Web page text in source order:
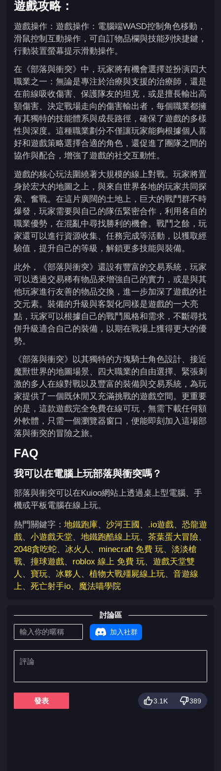
遊戲攻略：
遊戲操作：遊戲操作：電腦端WASD控制角色移動，
滑鼠控制互動操作，可自訂物品欄與技能列快捷鍵，
行動裝置螢幕提示滑動操作。
在《部落與衝突》中，玩家將有機會選擇並扮演四大
職業之一：無論是專注於治療與支援的治療師，還是
在前線吸收傷害、保護隊友的坦克，或是擅長輸出高
額傷害、決定戰場走向的傷害輸出者，每個職業都擁
有其獨特的技能體系與成長路徑，確保了遊戲的多樣
性與深度。這種職業劃分不僅讓玩家能夠根據個人喜
好和遊戲策略選擇合適的角色，還促進了團隊之間的
協作與配合，增強了遊戲的社交互動性。
遊戲的核心玩法圍繞著大規模的線上對戰。玩家將置
身於宏大的地圖之上，與來自世界各地的玩家共同探
索、奮戰。在這片廣闊的土地上，巨大的戰鬥群不時
爆發，玩家需要與自己的隊伍緊密合作，利用各自的
職業優勢，在混亂中尋找勝利的機會。戰鬥之餘，玩
家還可以進行資源收集、任務完成等活動，以獲取經
驗值，提升自己的等級，解鎖更多技能與裝備。
此外，《部落與衝突》還設有豐富的交易系統，玩家
可以透過交易稀有物品來增強自己的實力，或是與其
他玩家進行友善的物品交換，進一步加深了遊戲的社
交元素。裝備的升級與客製化同樣是遊戲的一大亮
點，玩家可以根據自己的戰鬥風格和需求，不斷尋找
併升級適合自己的裝備，以期在戰場上獲得更大的優
勢。
《部落與衝突》以其獨特的方塊騎士角色設計、接近
魔獸世界的地圖場景、四大職業的自由選擇、緊張刺
激的多人在線對戰以及豐富的裝備與交易系統，為玩
家提供了一個既休閒又充滿挑戰的遊戲空間。更重要
的是，這款遊戲完全免費在線可玩，無需下載任何額
外軟體，只需一個瀏覽器窗口，便能即刻加入這場部
落與衝突的冒險之旅。
FAQ
我可以在電腦上玩部落與衝突嗎？
部落與衝突可以在Kuioo網站上透過桌上型電腦、手
機或平板電腦在線上玩。
熱門關鍵字： 地鐵跑庫、 沙河王國 、 .io遊戲、 恐龍遊
戲、 小遊戲天堂、 地鐵跑酷線上玩、 茶葉蛋大冒險、
2048貪吃蛇、 冰火人 、 minecraft 免費 玩、 淡淡槍
戰、 撞球遊戲、 roblox 線上 免費 玩、 遊戲天堂雙
人 、 寶玩、 冰夥人 、 植物大戰殭屍線上玩、 音遊線
上、 死亡射手io、 魔法喵學院
討論區
加入社群
發表 3.1K 389